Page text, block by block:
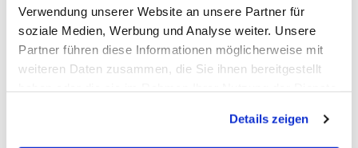
Verwendung unserer Website an unsere Partner für
soziale Medien, Werbung und Analyse weiter. Unsere
Partner führen diese Informationen möglicherweise mit
weiteren Daten zusammen, die Sie ihnen bereitgestellt
Verarbeitung Ihrer Daten in den USA ein. Alle weiteren
Informationen zu Cookies finden Sie in unseren
Details zeigen